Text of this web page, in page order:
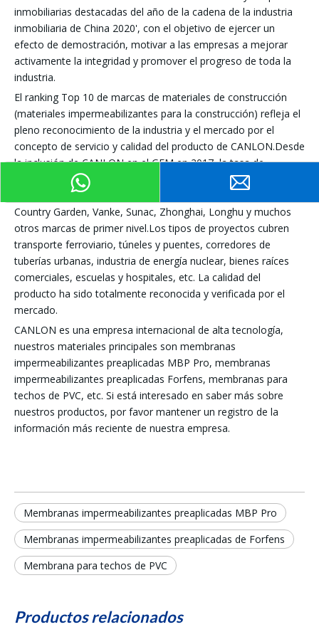
inmobiliarias destacadas del año de la cadena de la industria
inmobiliaria de China 2020', con el objetivo de ejercer un
efecto de demostración, motivar a las empresas a mejorar
activamente la integridad y promover el progreso de toda la
industria.
El ranking Top 10 de marcas de materiales de construcción
(materiales impermeabilizantes para la construcción) refleja el
pleno reconocimiento de la industria y el mercado por el
concepto de servicio y calidad del producto de CANLON.Desde
la inclusión de CANLON en el GEM en 2017, la tasa de
crecimiento compuesto promedio de 3 años ha llegado al 71,9
%, con una cooperación estratégica que abarca Evergrande,
Country Garden, Vanke, Sunac, Zhonghai, Longhu y muchos
otros marcas de primer nivel.Los tipos de proyectos cubren
transporte ferroviario, túneles y puentes, corredores de
tuberías urbanas, industria de energía nuclear, bienes raíces
comerciales, escuelas y hospitales, etc. La calidad del
producto ha sido totalmente reconocida y verificada por el
mercado.
CANLON es una empresa internacional de alta tecnología,
nuestros materiales principales son membranas
impermeabilizantes preaplicadas MBP Pro, membranas
impermeabilizantes preaplicadas Forfens, membranas para
techos de PVC, etc. Si está interesado en saber más sobre
nuestros productos, por favor mantener un registro de la
información más reciente de nuestra empresa.
Membranas impermeabilizantes preaplicadas MBP Pro
Membranas impermeabilizantes preaplicadas de Forfens
Membrana para techos de PVC
Productos relacionados